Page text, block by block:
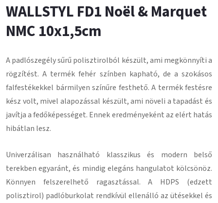
WALLSTYL FD1 Noël & Marquet
NMC 10x1,5cm
A padlószegélysűrű polisztirolból készült, ami megkönnyíti a
rögzítést. A termék fehér színben kapható, de a szokásos
falfestékekkel bármilyen színűre festhető. A termék festésre
kész volt, mivel alapozással készült, ami növeli a tapadást és
javítja a fedőképességet. Ennek eredményeként az elért hatás
hibátlan lesz.
Univerzálisan használható klasszikus és modern belső
terekben egyaránt, és mindig elegáns hangulatot kölcsönöz.
Könnyen felszerelhető ragasztással. A HDPS (edzett
polisztirol) padlóburkolat rendkívül ellenálló az ütésekkel és